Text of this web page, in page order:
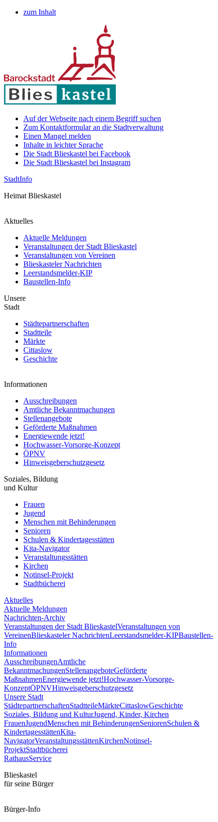
zum Inhalt
Auf der Webseite nach einem Begriff suchen
Zum Kontaktformular an die Stadtverwaltung
Einen Mangel melden
Inhalte in leichter Sprache
Die Stadt Blieskastel bei Facebook
Die Stadt Blieskastel bei Instagram
StadtInfo
Heimat Blieskastel
Aktuelles
Aktuelle Meldungen
Veranstaltungen der Stadt Blieskastel
Veranstaltungen von Vereinen
Blieskasteler Nachrichten
Leerstandsmelder-KIP
Baustellen-Info
Unsere
Stadt
Städtepartnerschaften
Stadtteile
Märkte
Cittaslow
Geschichte
Informationen
Ausschreibungen
Amtliche Bekanntmachungen
Stellenangebote
Geförderte Maßnahmen
Energiewende jetzt!
Hochwasser-Vorsorge-Konzept
ÖPNV
Hinweisgeberschutzgesetz
Soziales, Bildung
und Kultur
Frauen
Jugend
Menschen mit Behinderungen
Senioren
Schulen & Kindertagesstätten
Kita-Navigator
Veranstaltungsstätten
Kirchen
Notinsel-Projekt
Stadtbücherei
Aktuelles
Aktuelle Meldungen
Nachrichten-Archiv
Veranstaltungen der Stadt BlieskastelVeranstaltungen von
VereinenBlieskasteler NachrichtenLeerstandsmelder-KIPBaustellen-
Info
Informationen
AusschreibungenAmtliche
BekanntmachungenStellenangeboteGeförderte
MaßnahmenEnergiewende jetzt!Hochwasser-Vorsorge-
KonzeptÖPNVHinweisgeberschutzgesetz
Unsere Stadt
StädtepartnerschaftenStadtteileMärkteCittaslowGeschichte
Soziales, Bildung und KulturJugend, Kinder, Kirchen
FrauenJugendMenschen mit BehinderungenSeniorenSchulen &
KindertagesstättenKita-
NavigatorVeranstaltungsstättenKirchenNotinsel-
ProjektStadtbücherei
RathausService
Blieskastel
für seine Bürger
Bürger-Info